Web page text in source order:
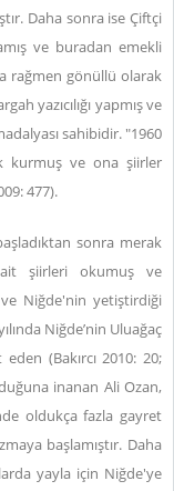
Daha sonra ise Çiftçi
ve buradan emekli
rağmen gönüllü olarak
yazıcılığı yapmış ve
sahibidir. "1960
kurmuş ve ona şiirler
477).
sonra merak
şiirleri okumuş ve
ve Niğde'nin yetiştirdiği
Niğde’nin Uluağaç
(Bakırcı 2010: 20;
inanan Ali Ozan,
oldukça fazla gayret
başlamıştır. Daha
yayla için Niğde'ye